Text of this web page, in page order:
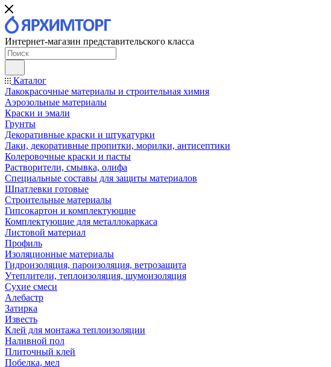
Интернет-магазин представительского класса
Каталог
Лакокрасочные материалы и строительная химия
Аэрозольные материалы
Краски и эмали
Грунты
Декоративные краски и штукатурки
Лаки, декоративные пропитки, морилки, антисептики
Колеровочные краски и пасты
Растворители, смывка, олифа
Специальные составы для защиты материалов
Шпатлевки готовые
Строительные материалы
Гипсокартон и комплектующие
Комплектующие для металлокаркаса
Листовой материал
Профиль
Изоляционные материалы
Гидроизоляция, пароизоляция, ветрозащита
Утеплители, теплоизоляция, шумоизоляция
Сухие смеси
Алебастр
Затирка
Известь
Клей для монтажа теплоизоляции
Наливной пол
Плиточный клей
Побелка, мел